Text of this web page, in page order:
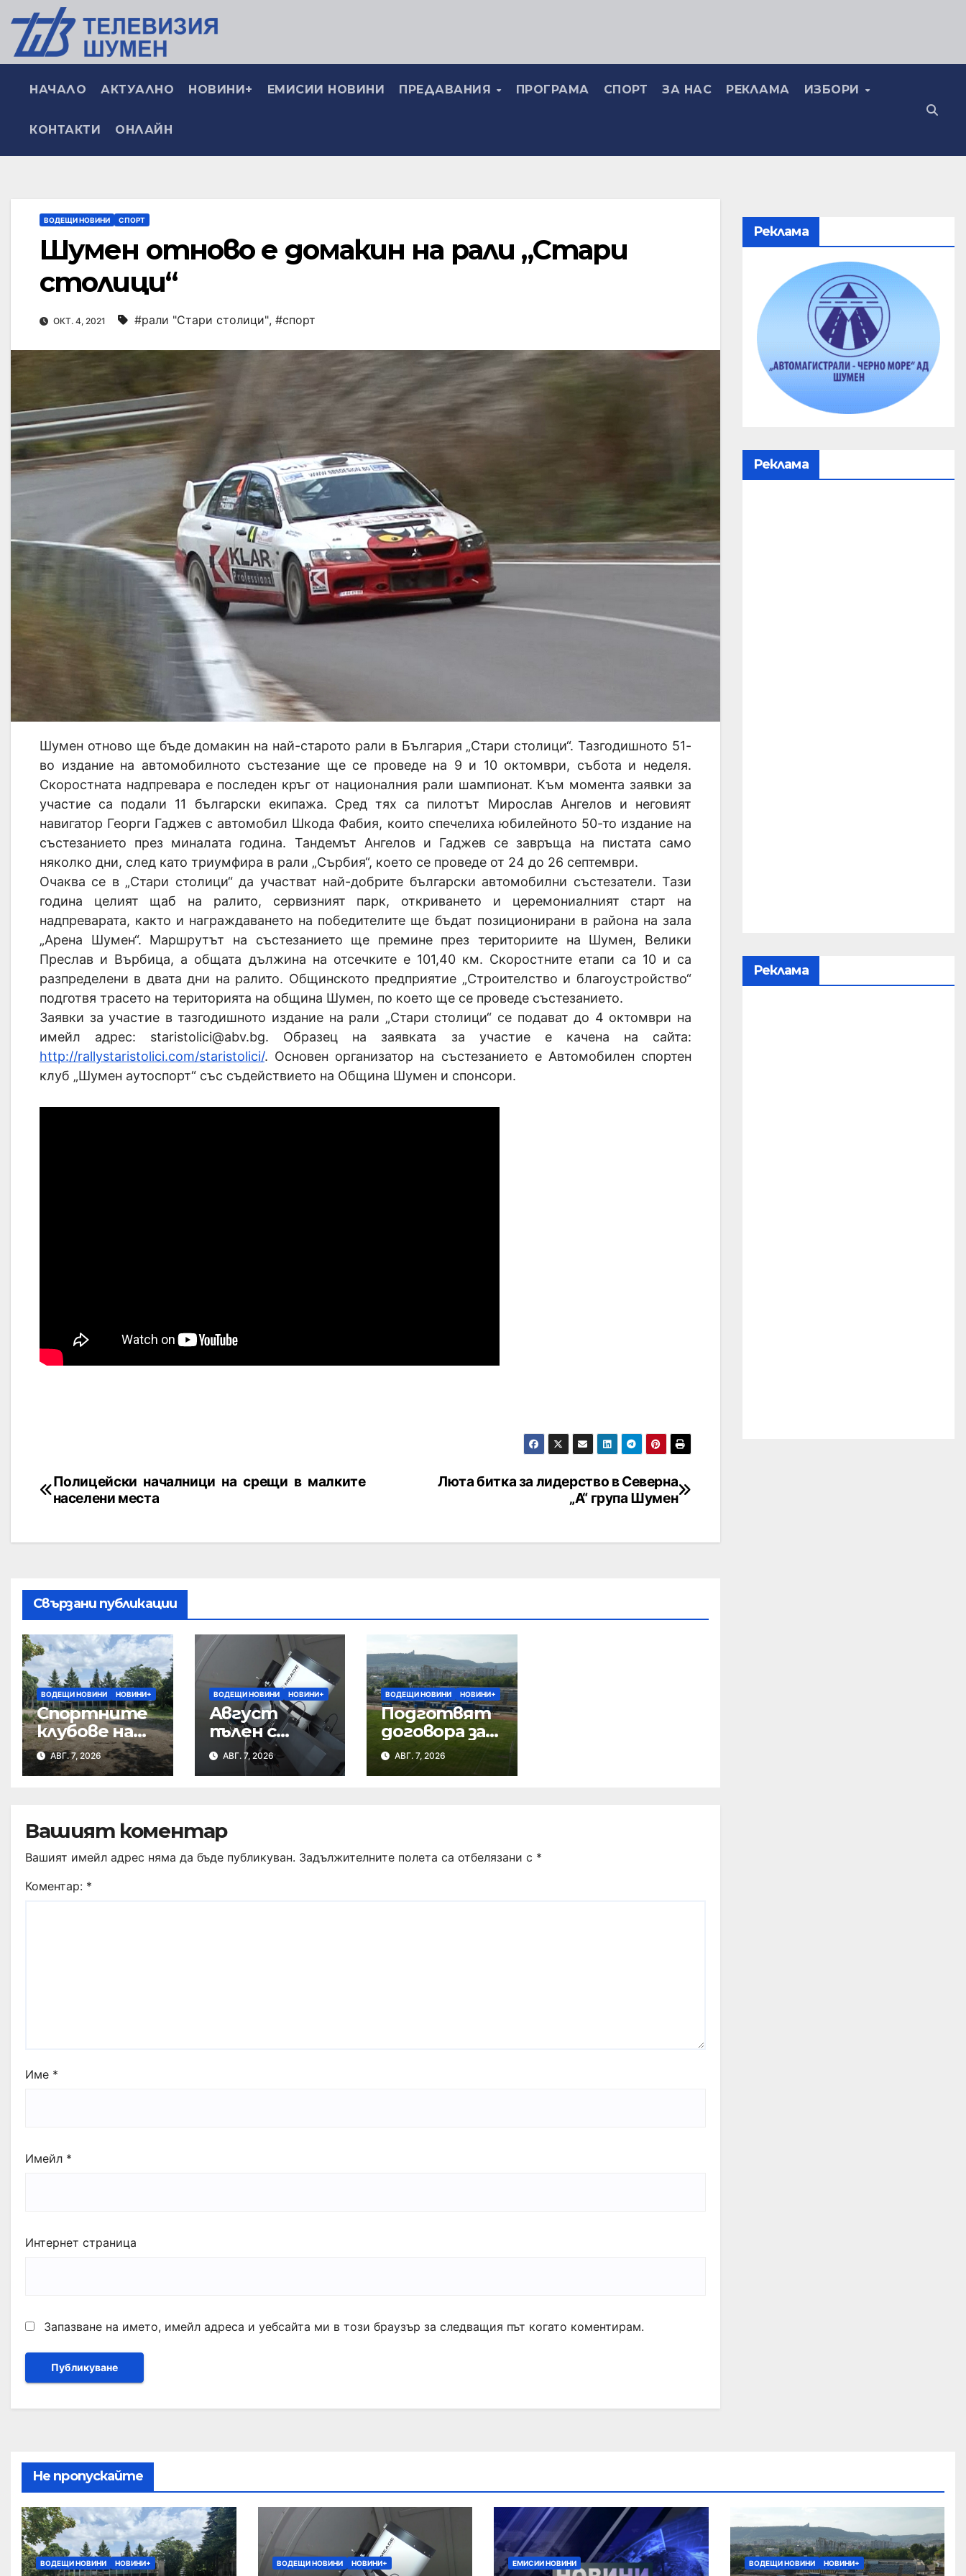
НАЧАЛО АКТУАЛНО НОВИНИ+ ЕМИСИИ НОВИНИ ПРЕДАВАНИЯ ПРОГРАМА СПОРТ ЗА НАС РЕКЛАМА ИЗБОРИ
КОНТАКТИ ОНЛАЙН
ВОДЕЩИ НОВИНИ СПОРТ
Шумен отново е домакин на рали „Стари
столици“
ОКТ. 4, 2021 #рали "Стари столици", #спорт
Шумен отново ще бъде домакин на най-старото рали в България „Стари столици“. Тазгодишното 51-
во издание на автомобилното състезание ще се проведе на 9 и 10 октомври, събота и неделя.
Скоростната надпревара е последен кръг от националния рали шампионат. Към момента заявки за
участие са подали 11 български екипажа. Сред тях са пилотът Мирослав Ангелов и неговият
навигатор Георги Гаджев с автомобил Шкода Фабия, които спечелиха юбилейното 50-то издание на
състезанието през миналата година. Тандемът Ангелов и Гаджев се завръща на пистата само
няколко дни, след като триумфира в рали „Сърбия“, което се проведе от 24 до 26 септември.
Очаква се в „Стари столици“ да участват най-добрите български автомобилни състезатели. Тази
година целият щаб на ралито, сервизният парк, откриването и церемониалният старт на
надпреварата, както и награждаването на победителите ще бъдат позиционирани в района на зала
„Арена Шумен“. Маршрутът на състезанието ще премине през териториите на Шумен, Велики
Преслав и Върбица, а общата дължина на отсечките е 101,40 км. Скоростните етапи са 10 и са
разпределени в двата дни на ралито. Общинското предприятие „Строителство и благоустройство“
подготвя трасето на територията на община Шумен, по което ще се проведе състезанието.
Заявки за участие в тазгодишното издание на рали „Стари столици“ се подават до 4 октомври на
имейл адрес: staristolici@abv.bg. Образец на заявката за участие е качена на сайта:
http://rallystaristolici.com/staristolici/. Основен организатор на състезанието е Автомобилен спортен
клуб „Шумен аутоспорт“ със съдействието на Община Шумен и спонсори.
Люта битка за лидерство в Северна
„А“ група Шумен
Полицейски началници на срещи в малките
населени места
Свързани публикации
ВОДЕЩИ НОВИНИ НОВИНИ+
Спортните
клубове на
среща с
кмета за
полк
АВГ. 7, 2026
ВОДЕЩИ НОВИНИ НОВИНИ+
Август
пълен с
небесни
спектакли
АВГ. 7, 2026
ВОДЕЩИ НОВИНИ НОВИНИ+
Подготвят
договора за
ремонта на
стадион
АВГ. 7, 2026
Вашият коментар
Вашият имейл адрес няма да бъде публикуван. Задължителните полета са отбелязани с *
Коментар: *
Име *
Имейл *
Интернет страница
Запазване на името, имейл адреса и уебсайта ми в този браузър за следващия път когато коментирам.
Реклама
Реклама
Реклама
Не пропускайте
ВОДЕЩИ НОВИНИ НОВИНИ+ ВОДЕЩИ НОВИНИ НОВИНИ+ ЕМИСИИ НОВИНИ ВОДЕЩИ НОВИНИ НОВИНИ+